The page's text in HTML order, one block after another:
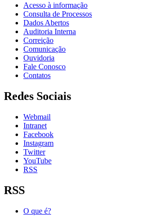
Acesso à informação
Consulta de Processos
Dados Abertos
Auditoria Interna
Correição
Comunicação
Ouvidoria
Fale Conosco
Contatos
Redes Sociais
Webmail
Intranet
Facebook
Instagram
Twitter
YouTube
RSS
RSS
O que é?